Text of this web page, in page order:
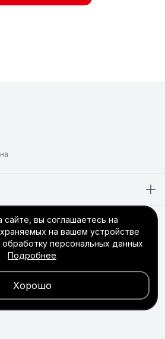
ул. Чайковского, 20Б, пом. 10 ОГРН
сайте, вы соглашаетесь на
на вашем устройстве
персональных данных
Подробнее
Хорошо